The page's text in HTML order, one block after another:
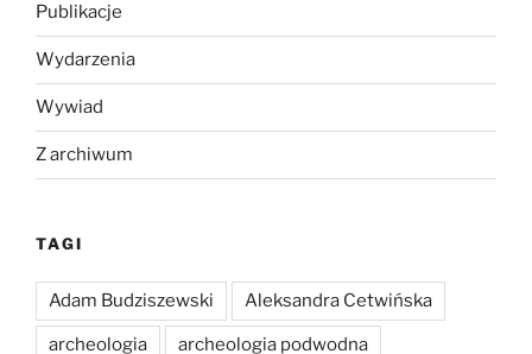
Publikacje
Wydarzenia
Wywiad
Z archiwum
TAGI
Adam Budziszewski Aleksandra Cetwińska
archeologia archeologia podwodna